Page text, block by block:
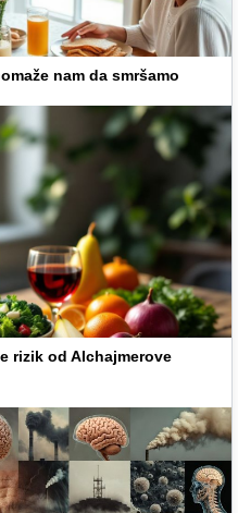
nam da smršamo
rizik od Alchajmerove